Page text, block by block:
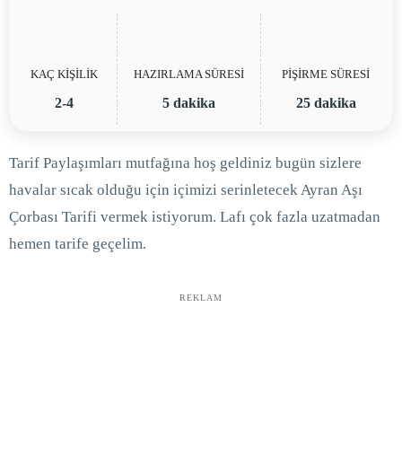
KAÇ KİŞİLİK
2-4
HAZIRLAMA SÜRESİ
5 dakika
PİŞİRME SÜRESİ
25 dakika
Tarif Paylaşımları mutfağına hoş geldiniz bugün sizlere
havalar sıcak olduğu için içimizi serinletecek Ayran Aşı
Çorbası Tarifi vermek istiyorum. Lafı çok fazla uzatmadan
hemen tarife geçelim.
REKLAM